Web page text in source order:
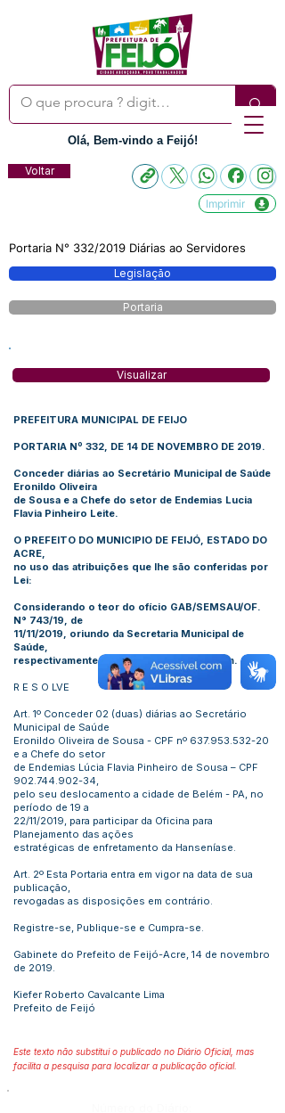
Olá, Bem-vindo a Feijó!
Voltar
Imprimir
Portaria N° 332/2019 Diárias ao Servidores
Legislação
Portaria
Visualizar
PREFEITURA MUNICIPAL DE FEIJO
PORTARIA Nº 332, DE 14 DE NOVEMBRO DE 2019.
Conceder diárias ao Secretário Municipal de Saúde
Eronildo Oliveira
de Sousa e a Chefe do setor de Endemias Lucia
Flavia Pinheiro Leite.
O PREFEITO DO MUNICIPIO DE FEIJÓ, ESTADO DO
ACRE,
no uso das atribuições que lhe são conferidas por
Lei:
Considerando o teor do ofício GAB/SEMSAU/OF.
N° 743/19, de
11/11/2019, oriundo da Secretaria Municipal de
Saúde,
respectivamente com Propostas de Viagem.
R E S O LVE
Art. 1º Conceder 02 (duas) diárias ao Secretário
Municipal de Saúde
Eronildo Oliveira de Sousa - CPF nº 637.953.532-20
e a Chefe do setor
de Endemias Lúcia Flavia Pinheiro de Sousa – CPF
902.744.902-34,
pelo seu deslocamento a cidade de Belém - PA, no
período de 19 a
22/11/2019, para participar da Oficina para
Planejamento das ações
estratégicas de enfretamento da Hanseníase.
Art. 2º Esta Portaria entra em vigor na data de sua
publicação,
revogadas as disposições em contrário.
Registre-se, Publique-se e Cumpra-se.
Gabinete do Prefeito de Feijó-Acre, 14 de novembro
de 2019.
Kiefer Roberto Cavalcante Lima
Prefeito de Feijó
Este texto não substitui o publicado no Diário Oficial, mas
facilita a pesquisa para localizar a publicação oficial.